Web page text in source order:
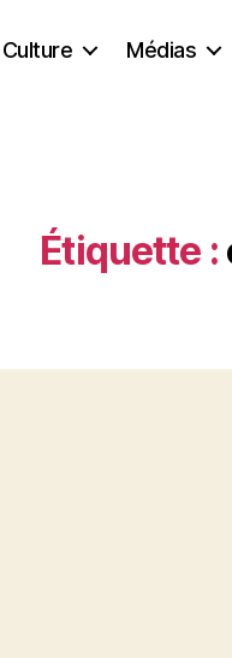
Culture Médias
Étiquette :